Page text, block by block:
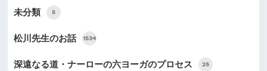
未分類 5
松川先生のお話 1534
深遠なる道・ナーローの六ヨーガのプロセス 25